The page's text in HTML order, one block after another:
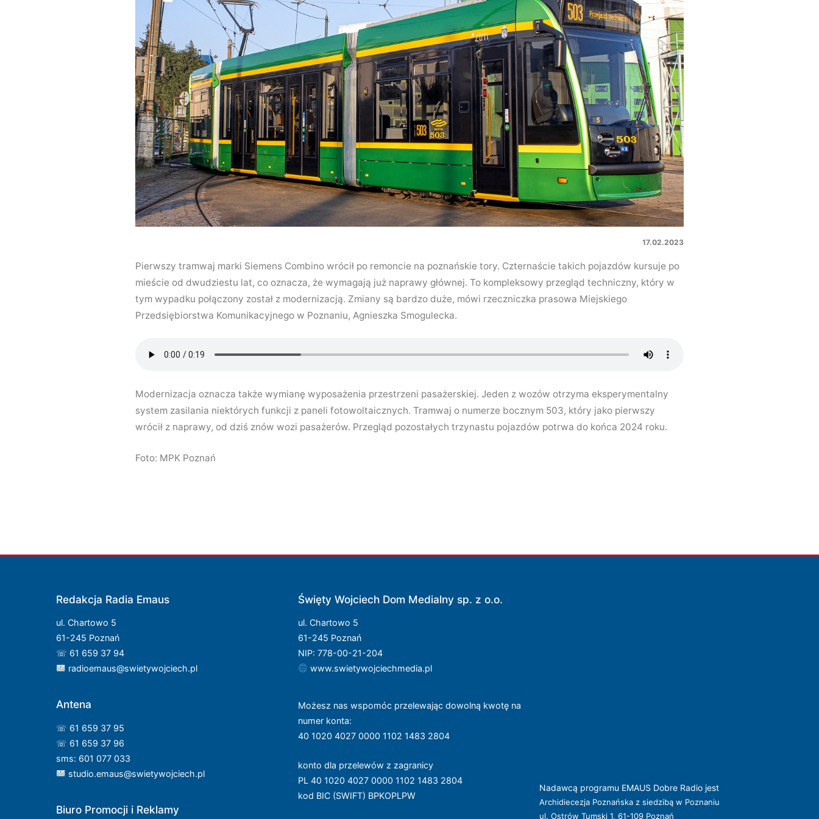
17.02.2023
Pierwszy tramwaj marki Siemens Combino wrócił po remoncie na poznańskie tory. Czternaście takich pojazdów kursuje po
mieście od dwudziestu lat, co oznacza, że wymagają już naprawy głównej. To kompleksowy przegląd techniczny, który w
tym wypadku połączony został z modernizacją. Zmiany są bardzo duże, mówi rzeczniczka prasowa Miejskiego
Przedsiębiorstwa Komunikacyjnego w Poznaniu, Agnieszka Smogulecka.
Modernizacja oznacza także wymianę wyposażenia przestrzeni pasażerskiej. Jeden z wozów otrzyma eksperymentalny
system zasilania niektórych funkcji z paneli fotowoltaicznych. Tramwaj o numerze bocznym 503, który jako pierwszy
wrócił z naprawy, od dziś znów wozi pasażerów. Przegląd pozostałych trzynastu pojazdów potrwa do końca 2024 roku.
Foto: MPK Poznań
Redakcja Radia Emaus
ul. Chartowo 5
61-245 Poznań
☏ 61 659 37 94
radioemaus@swietywojciech.pl
Antena
☏ 61 659 37 95
☏ 61 659 37 96
sms: 601 077 033
studio.emaus@swietywojciech.pl
Biuro Promocji i Reklamy
Święty Wojciech Dom Medialny sp. z o.o.
ul. Chartowo 5
61-245 Poznań
NIP: 778-00-21-204
www.swietywojciechmedia.pl
Możesz nas wspomóc przelewając dowolną kwotę na
numer konta:
40 1020 4027 0000 1102 1483 2804
konto dla przelewów z zagranicy
PL 40 1020 4027 0000 1102 1483 2804
kod BIC (SWIFT) BPKOPLPW
Nadawcą programu EMAUS Dobre Radio jest
Archidiecezja Poznańska z siedzibą w Poznaniu
ul. Ostrów Tumski 1, 61-109 Poznań